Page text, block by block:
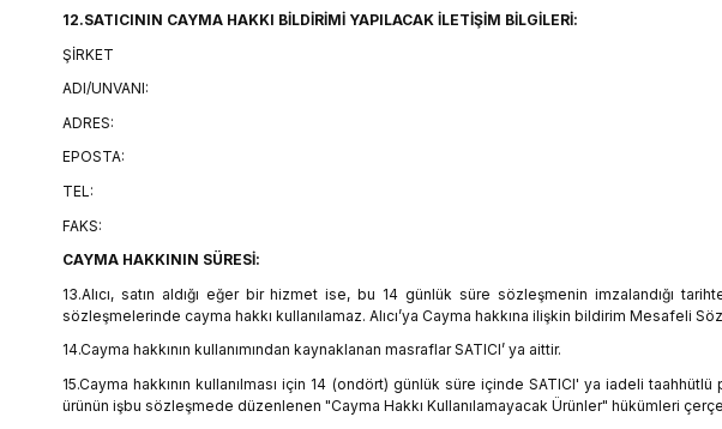
12.SATICININ CAYMA HAKKI BİLDİRİMİ YAPILACAK İLETİŞİM BİLGİLERİ:
ŞİRKET
ADI/UNVANI:
ADRES:
EPOSTA:
TEL:
FAKS:
CAYMA HAKKININ SÜRESİ:
13.Alıcı, satın aldığı eğer bir hizmet ise, bu 14 günlük süre sözleşmenin imzalandığı
sözleşmelerinde cayma hakkı kullanılamaz. Alıcı’ya Cayma hakkına ilişkin bildirim Mesafeli
14.Cayma hakkının kullanımından kaynaklanan masraflar SATICI’ ya aittir.
15.Cayma hakkının kullanılması için 14 (ondört) günlük süre içinde SATICI' ya iadeli
ürünün işbu sözleşmede düzenlenen "Cayma Hakkı Kullanılamayacak Ürünler" hükümleri